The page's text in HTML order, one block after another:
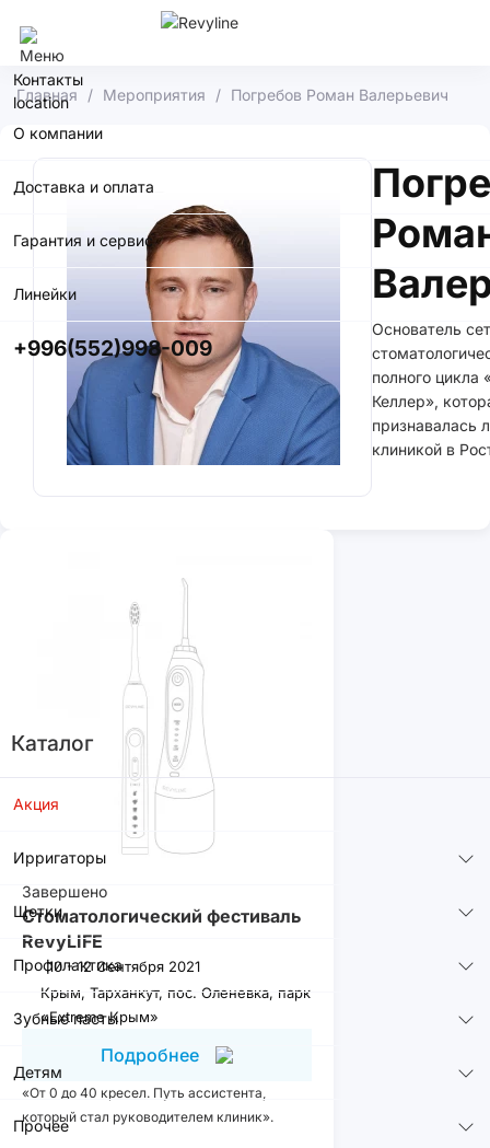
Контакты
О компании
Доставка и оплата
Гарантия и сервис
Линейки
+996(552)998-009
Каталог
Акция
Ирригаторы
Щетки
Профилактика
Зубные пасты
Детям
Прочее
Главная Мероприятия Погребов Роман Валерьевич
Основатель
полного цикла
Келлер»,
признавалась
клиникой в
Завершено
Стоматологический фестиваль
RevyLIFE
10 - 12 Сентября 2021
Крым, Тарханкут, пос. Оленевка, парк
«Extreme Крым»
Подробнее
«От 0 до 40 кресел. Путь ассистента,
который стал руководителем клиник».